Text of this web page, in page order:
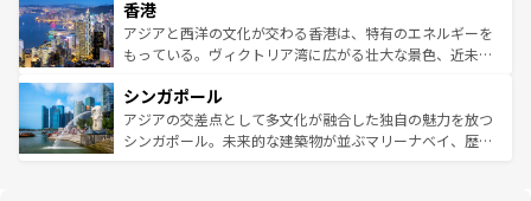
とつ。フォーやバインミー、ベトナムコーヒーなどは、ぜ
ひ現地で味わいたい。どの地域を訪れてもあたたかい人々
が旅行者を迎えてくれるので、きっと忘れられない旅にな
参照してほしい。
の活気が交差している。北部ではチェンマイなどの山岳地
帯で自然と触れ合い、南部ではプーケットやクラビの美し
いビーチでリゾート気分を楽しむことができる。タイ料理
激する。気候は一年中温暖で、どの季節にも異なる楽しみ
が待っている。親しみやすいタイの人々、仏教を中心とし
た文化、そして多様な観光資源が、訪れる旅人を魅了し続
香港
アジアと西洋の文化が交わる香港は、特有のエネルギーを
もっている。ヴィクトリア湾に広がる壮大な景色、近未来
み、どこを訪れても感動するはず。観光スポットが密集し
ており、効率よく見どころを回れるのも魅力。息をのむよ
うな絶景から文化的な体験まで、香港を存分に楽しみ尽く
シンガポール
アジアの交差点として多文化が融合した独自の魅力を放つ
シンガポール。未来的な建築物が並ぶマリーナベイ、歴史